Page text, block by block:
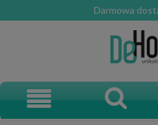
Darmowa